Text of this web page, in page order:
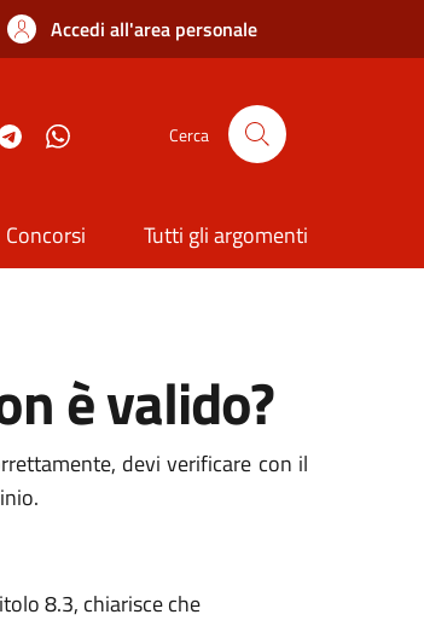
Accedi all'area personale
Cerca
Concorsi Tutti gli argomenti
è valido?
devi verificare con il
8.3, chiarisce che